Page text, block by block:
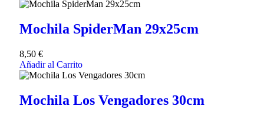
Mochila SpiderMan 29x25cm
8,50 €
Añadir al Carrito
Mochila Los Vengadores 30cm